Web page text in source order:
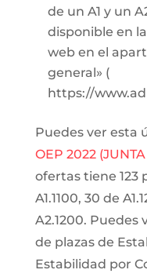
de un A1 y un
disponible en
web en el
general» (
https://
Puedes ver esta
OEP 2022
ofertas tiene 123
A1.1100, 30 de
A2.1200. Puedes
de plazas de
Estabilidad por